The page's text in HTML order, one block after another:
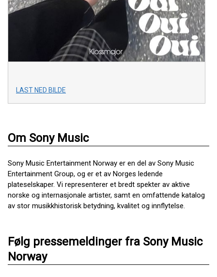
LAST NED BILDE
Om Sony Music
Sony Music Entertainment Norway er en del av Sony Music
Entertainment Group, og er et av Norges ledende
plateselskaper. Vi representerer et bredt spekter av aktive
norske og internasjonale artister, samt en omfattende katalog
av stor musikkhistorisk betydning, kvalitet og innflytelse.
Følg pressemeldinger fra Sony Music
Norway